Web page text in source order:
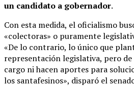
un candidato a gobernador.
Con esta medida, el oficialismo
«colectoras» o puramente
«De lo contrario, lo único que
representación legislativa, pero
cargo ni hacen aportes para
los santafesinos», disparó el